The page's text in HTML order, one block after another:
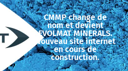
CMMP change de
nom et devient
EVOLMAT MINERALS.
Nouveau site internet
en cours de
construction.